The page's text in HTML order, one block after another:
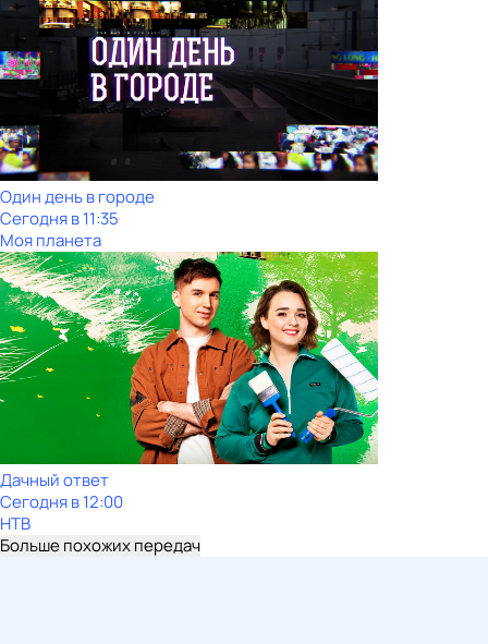
Один день в городе
Сегодня в 11:35
Моя планета
Дачный ответ
Сегодня в 12:00
НТВ
Больше похожих передач